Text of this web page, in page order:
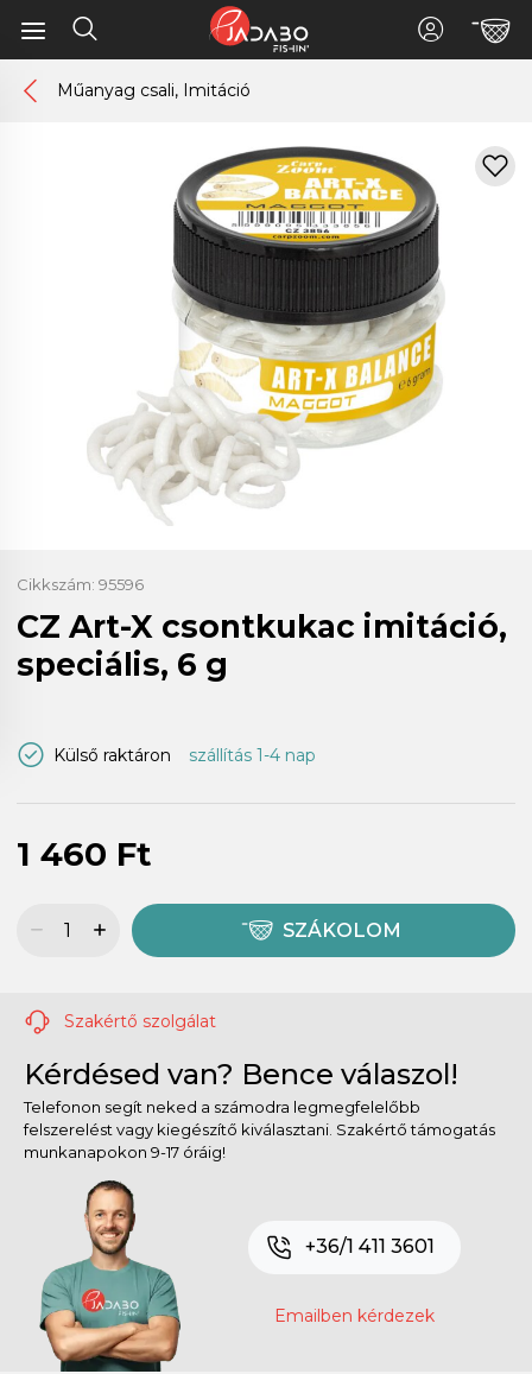
Műanyag csali, Imitáció
Cikkszám: 95596
CZ Art-X csontkukac imitáció,
speciális, 6 g
Külső raktáron szállítás 1-4 nap
1 460 Ft
SZÁKOLOM
Szakértő szolgálat
Kérdésed van? Bence válaszol!
Telefonon segít neked a számodra legmegfelelőbb
felszerelést vagy kiegészítő kiválasztani. Szakértő támogatás
munkanapokon 9-17 óráig!
+36/1 411 3601
Emailben kérdezek